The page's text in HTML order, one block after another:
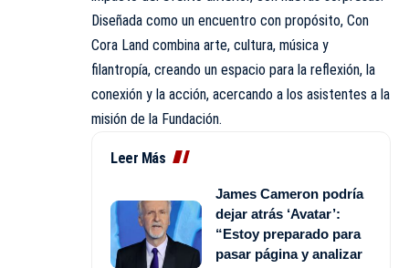
Diseñada como un encuentro con propósito, Con
Cora Land combina arte, cultura, música y
filantropía, creando un espacio para la reflexión, la
conexión y la acción, acercando a los asistentes a la
misión de la Fundación.
Leer Más
James Cameron podría
dejar atrás ‘Avatar’:
“Estoy preparado para
pasar página y analizar